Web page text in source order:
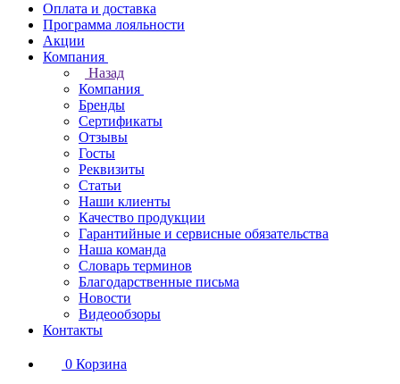
Оплата и доставка
Программа лояльности
Акции
Компания
Назад
Компания
Бренды
Сертификаты
Отзывы
Госты
Реквизиты
Статьи
Наши клиенты
Качество продукции
Гарантийные и сервисные обязательства
Наша команда
Словарь терминов
Благодарственные письма
Новости
Видеообзоры
Контакты
0 Корзина